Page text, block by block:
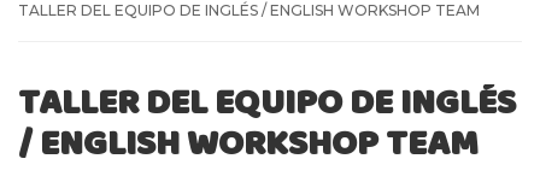
TALLER DEL EQUIPO DE INGLÉS / ENGLISH WORKSHOP TEAM
TALLER DEL EQUIPO DE INGLÉS
/ ENGLISH WORKSHOP TEAM